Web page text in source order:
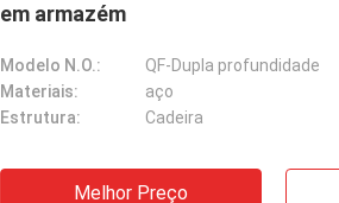
em armazém
Modelo N.O.:
QF-Dupla profundidade
Materiais:
aço
Estrutura:
Cadeira
Melhor Preço